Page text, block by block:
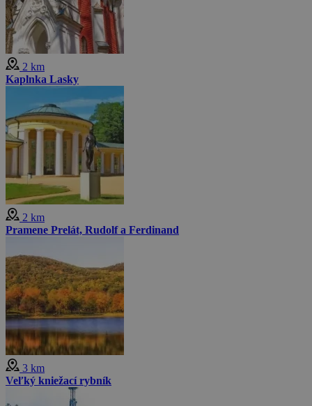
2 km
Kaplnka Lasky
2 km
Pramene Prelát, Rudolf a Ferdinand
3 km
Veľký kniežací rybník